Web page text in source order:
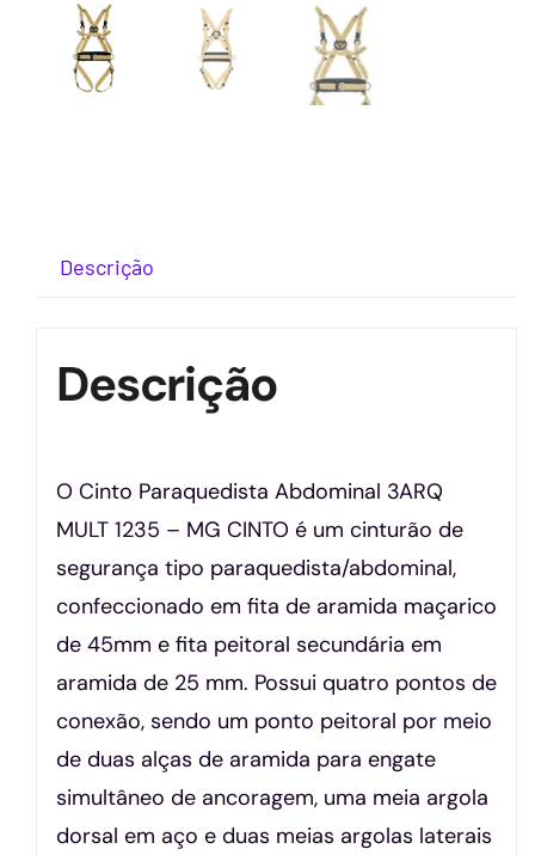
Descrição
Descrição
O Cinto Paraquedista Abdominal 3ARQ
MULT 1235 – MG CINTO é um cinturão de
segurança tipo paraquedista/abdominal,
confeccionado em fita de aramida maçarico
de 45mm e fita peitoral secundária em
aramida de 25 mm. Possui quatro pontos de
conexão, sendo um ponto peitoral por meio
de duas alças de aramida para engate
simultâneo de ancoragem, uma meia argola
dorsal em aço e duas meias argolas laterais